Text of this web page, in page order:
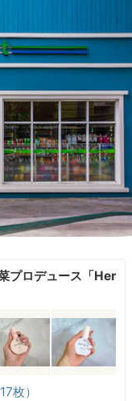
プロデュース「Her
枚）